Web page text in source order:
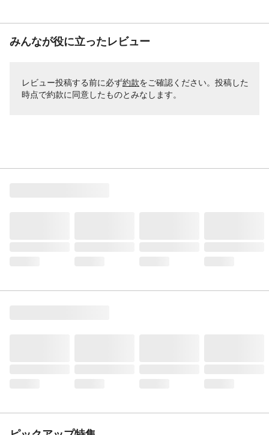
みんなが役に立ったレビュー
レビュー投稿する前に必ず約款をご確認ください。投稿した
時点で約款に同意したものとみなします。